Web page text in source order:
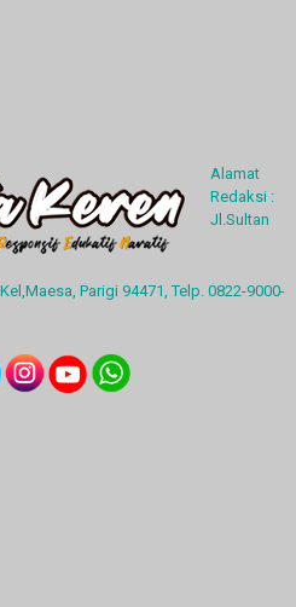
Alamat
Redaksi :
Jl.Sultan
Parigi 94471, Telp. 0822-9000-